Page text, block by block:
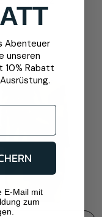
Abenteuer
unseren
10% Rabatt
E-Mail mit
zum